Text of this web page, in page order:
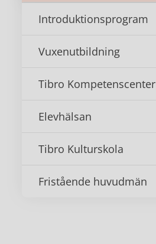
Introduktionsprogram
Vuxenutbildning
Tibro Kompetenscenter
Elevhälsan
Tibro Kulturskola
Fristående huvudmän